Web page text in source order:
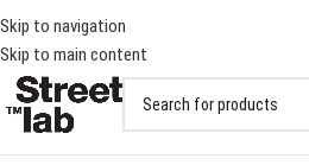
Skip to navigation
Skip to main content
PÅ BESTÄLLNINGAR ÖVER 1000KR